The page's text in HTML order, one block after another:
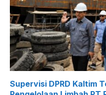
Supervisi DPRD Kaltim